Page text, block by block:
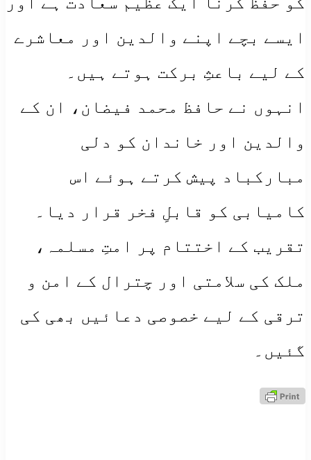
ایسے بچے اپنے والدین اور معاشرے
کے لیے باعثِ برکت ہوتے ہیں۔
انہوں نے حافظ محمد فیضان، ان کے
والدین اور خاندان کو دلی
مبارکباد پیش کرتے ہوئے اس
کامیابی کو قابلِ فخر قرار دیا۔
تقریب کے اختتام پر امتِ مسلمہ،
ملک کی سلامتی اور چترال کے امن و
ترقی کے لیے خصوصی دعائیں بھی کی
گئیں۔